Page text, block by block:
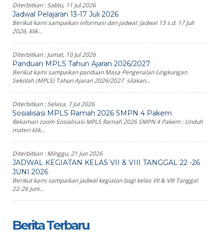
Diterbitkan :Sabtu, 11 Jul 2026
Jadwal Pelajaran 13-17 Juli 2026
Berikut kami sampaikan informasi dan jadwal: Jadwal 13 s.d. 17 Juli
2026, klik...
Diterbitkan :Jumat, 10 Jul 2026
Panduan MPLS Tahun Ajaran 2026/2027
Berikut kami sampaikan panduan Masa Pengenalan Lingkungan
Sekolah (MPLS) Tahun Ajaran 2026/2027 silakan...
Diterbitkan :Selasa, 7 Jul 2026
Sosialisasi MPLS Ramah 2026 SMPN 4 Pakem
Rekaman zoom Sosialisasi MPLS Ramah 2026 SMPN 4 Pakem : Unduh
materi klik...
Diterbitkan :Minggu, 21 Jun 2026
JADWAL KEGIATAN KELAS VII & VIII TANGGAL 22 -26
JUNI 2026
Berikut kami sampaikan jadwal kegiatan bagi kelas VII & VIII Tanggal
22-26 Juni...
Berita Terbaru